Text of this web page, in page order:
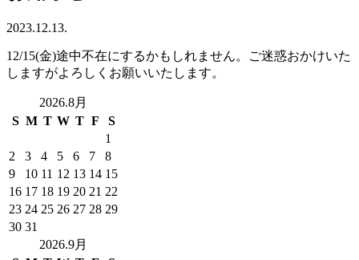
ス
ッ
プ
2023.12.13.
12/15(金)途中不在にするかもしれません。ご迷惑おかけいた
しますがよろしくお願いいたします。
2026.8月
S M T W T F
S
1
2
3 4 5 6 7
8
9
10 11 12 13 14 15
16 17 18 19 20 21 22
23 24 25 26 27 28 29
30 31
2026.9月